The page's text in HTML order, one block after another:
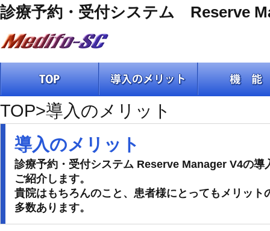
診療予約・受付システム Reserve
TOP>導入のメリット
導入のメリット
診療予約・受付システム Reserve Manager V4の導
ご紹介します。
貴院はもちろんのこと、患者様にとってもメリット
多数あります。